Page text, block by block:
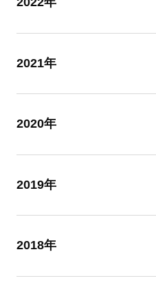
2021年
2020年
2019年
2018年